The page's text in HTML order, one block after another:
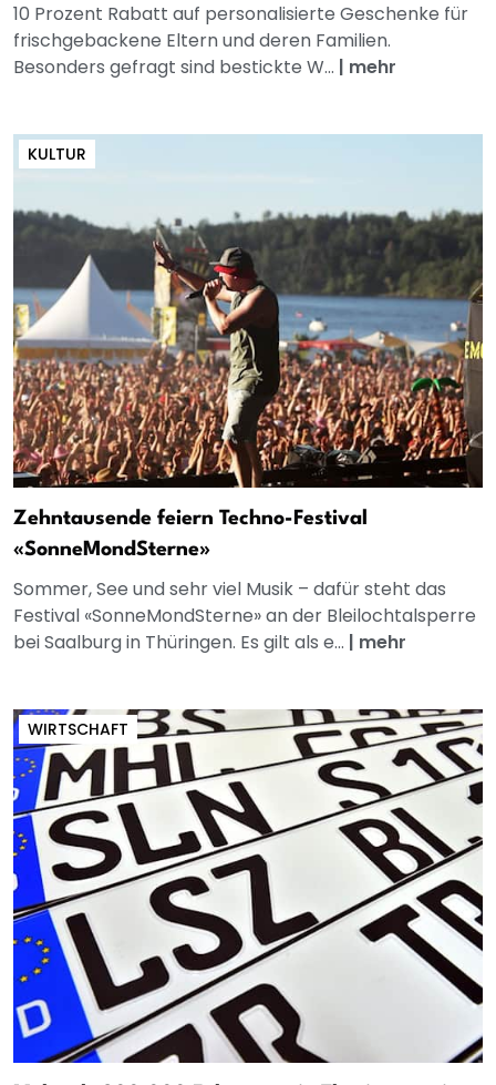
10 Prozent Rabatt auf personalisierte Geschenke für
frischgebackene Eltern und deren Familien.
Besonders gefragt sind bestickte W... | mehr
KULTUR
Zehntausende feiern Techno-Festival
«SonneMondSterne»
Sommer, See und sehr viel Musik – dafür steht das
Festival «SonneMondSterne» an der Bleilochtalsperre
bei Saalburg in Thüringen. Es gilt als e... | mehr
WIRTSCHAFT